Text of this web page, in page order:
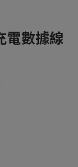
電數據線